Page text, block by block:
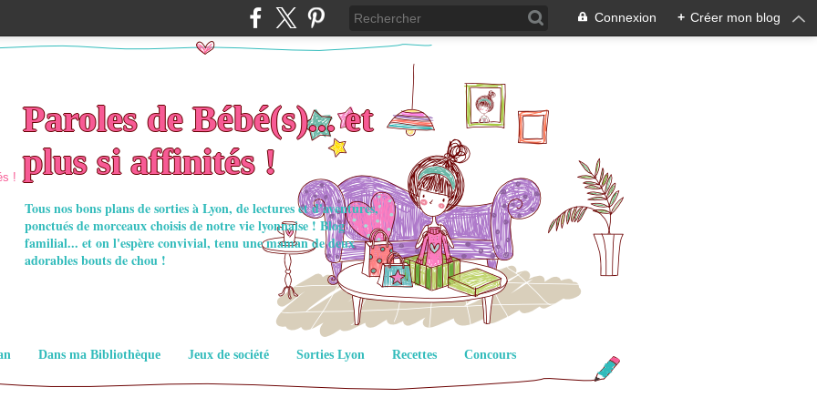
Connexion + Créer mon blog
Paroles de Bébé(s)... et
plus si affinités !
Tous nos bons plans de sorties à Lyon, de lectures et d'aventures,
ponctués de morceaux choisis de notre vie lyonnaise ! Blog
familial... et on l'espère convivial, tenu une maman de deux
adorables bouts de chou !
Dans ma Bibliothèque Jeux de société Sorties Lyon Recettes
Concours